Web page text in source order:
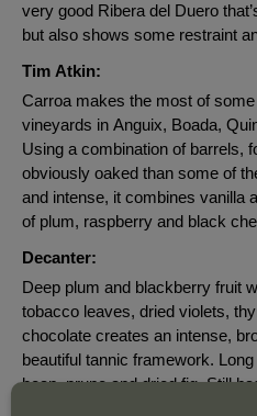
very good Ribera del Duero
but also shows some restraint
Tim Atkin:
Carroa makes the most of
vineyards in Anguix, Boada,
Using a combination of barrels,
obviously oaked than some of
and intense, it combines vanilla
of plum, raspberry and black
Decanter:
Deep plum and blackberry fruit
tobacco leaves, dried violets,
chocolate creates an intense,
beautiful tannic framework.
bean, prune and dried fig. Still